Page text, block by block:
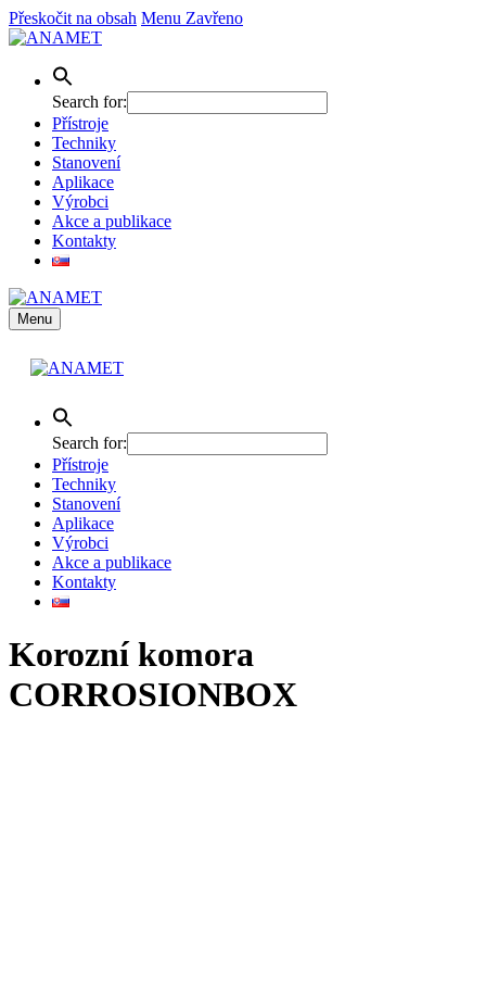
Přeskočit na obsah Menu Zavřeno
Search for:
Přístroje
Techniky
Stanovení
Aplikace
Výrobci
Akce a publikace
Kontakty
Menu
Search for:
Přístroje
Techniky
Stanovení
Aplikace
Výrobci
Akce a publikace
Kontakty
Korozní komora
CORROSIONBOX